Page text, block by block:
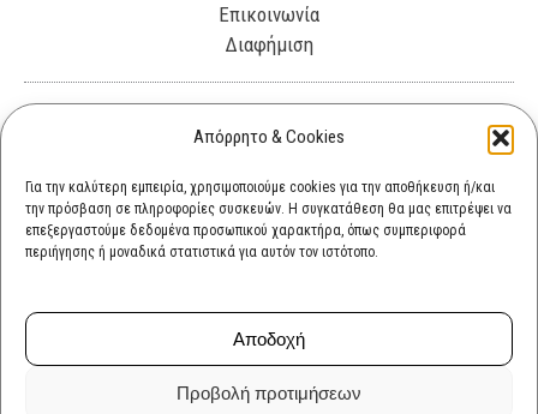
Απόρρητο & Cookies
Για την καλύτερη εμπειρία, χρησιμοποιούμε cookies για την αποθήκευση ή/και
την πρόσβαση σε πληροφορίες συσκευών. Η συγκατάθεση θα μας επιτρέψει να
επεξεργαστούμε δεδομένα προσωπικού χαρακτήρα, όπως συμπεριφορά
περιήγησης ή μοναδικά στατιστικά για αυτόν τον ιστότοπο.
Αποδοχή
Προβολή προτιμήσεων
Επικοινωνία
Διαφήμιση
Λεωφόρος Θησέως 330. Καλλιθέα, 17675
cultok.gr@gmail.com